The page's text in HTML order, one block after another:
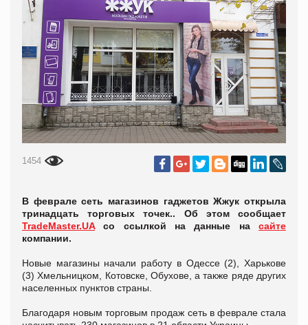
1454
В феврале сеть магазинов гаджетов Жжук открыла
тринадцать торговых точек.. Об этом сообщает
TradeMaster.UAсо ссылкой на данные на сайте
компании.
Новые магазины начали работу в Одессе (2), Харькове
(3) Хмельницком, Котовске, Обухове, а также ряде других
населенных пунктов страны.
Благодаря новым торговым продаж сеть в феврале стала